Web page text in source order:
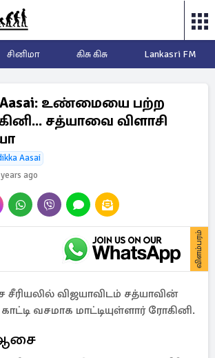
சினிமா கிசு கிசு Lankasri FM
Aasai: உண்மையை பற்ற
சத்யாவை விளாசி
Aasai
ago
விளம்பரம்
சீரியலில் விஜயாவிடம் சத்யாவின்
வசமாக மாட்டியுள்ளார் ரோகினி.
ஆசை